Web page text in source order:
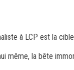
à LCP est la
même, la bête